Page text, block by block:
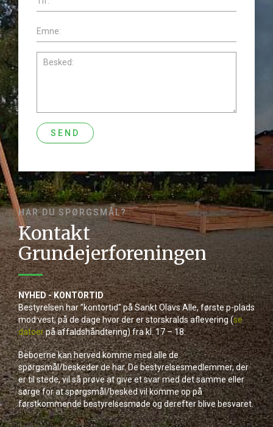
HAR DU SPØRGSMÅL?
Kontakt
Grundejerforeningen
NYHED - KONTORTID
Bestyrelsen har ”kontortid” på Sankt Olavs Alle, første p-plads
mod vest, på de dage hvor der er storskralds aflevering (se
datoerpå affaldshåndtering) fra kl. 17 – 18.
Beboerne kan herved komme med alle de
spørgsmål/beskeder de har. De bestyrelsesmedlemmer, der
er til stede, vil så prøve at give et svar med det samme eller
sørge for at spørgsmål/besked vil komme op på
førstkommende bestyrelsesmøde og derefter blive besvaret.